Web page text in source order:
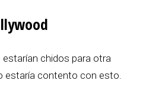
chidos para otra
estaría contento con esto.